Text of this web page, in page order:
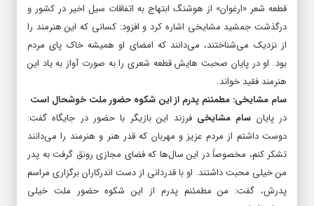
قطعه شعر «ارغوان» از هوشنگ ابتهاج به اتفاقات سیل اخیر در کشور و
درگذشت جمشید مشایخی اشاره کرد و افزود: کسانی که این هنرمند را
از نزدیک می‌شناختند، می‌دانند که امضای او همیشه خاک پای مردم
بود. او در پایان صحبت هایش قطعه شعری را به صورت آواز به یاد این
هنرمند فقید خواند.
سام مشایخی: مطمئنم پدرم از این شکوه حضور ملت خوشحال است
در پایان سام مشایخی فرزند این بازیگر با حضور در جایگاه گفت:
دوست داشتم از مردم عزیز و مهربان که قدر هنر و هنرمند را می‌دانند
تشکر کنم، مخصوصاً در این سال‌ها که فضای مجازی رونق گرفت به پدر
من خیلی محبت داشتند. او با قدردانی از دست اندرکاران برگزاری مراسم
پدرش، گفت: من مطمئنم پدرم از این شکوه حضور ملت خیلی